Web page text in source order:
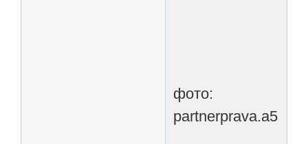
фото:
partnerprava.a5.ru